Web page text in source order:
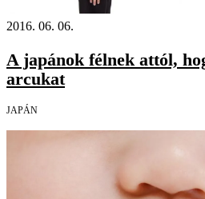
2016. 06. 06.
A japánok félnek attól,
arcukat
JAPÁN